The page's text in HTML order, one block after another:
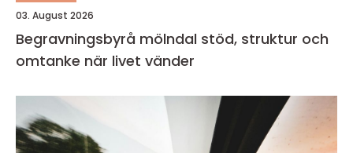
03. August 2026
Begravningsbyrå mölndal stöd, struktur och
omtanke när livet vänder